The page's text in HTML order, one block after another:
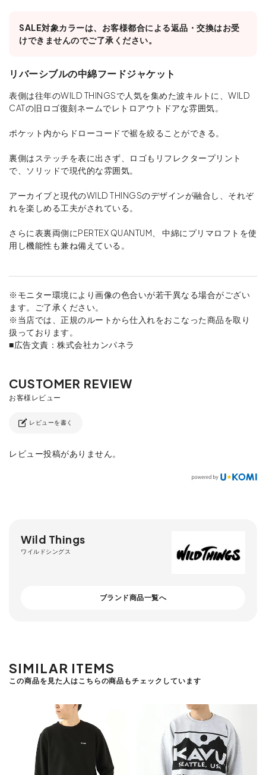
SALE対象カラーは、お客様都合による返品・交換はお受
けできませんのでご了承ください。
リバーシブルの中綿フードジャケット
表側は往年のWILD THINGSで人気を集めた波キルトに、WILD
CATの旧ロゴ復刻ネームでレトロアウトドアな雰囲気。
ポケット内からドローコードで裾を絞ることができる。
裏側はステッチを表に出さず、ロゴもリフレクタープリント
で、ソリッドで現代的な雰囲気。
アーカイブと現代のWILD THINGSのデザインが融合し、それぞ
れを楽しめる工夫がされている。
さらに表裏両側にPERTEX QUANTUM、 中綿にプリマロフトを使
用し機能性も兼ね備えている。
※モニター環境により画像の色合いが若干異なる場合がござい
ます。ご了承ください。
※当店では、正規のルートから仕入れをおこなった商品を取り
扱っております。
■広告文責：株式会社カンパネラ
レビューを書く
レビュー投稿がありません。
Wild Things
ワイルドシングス
ブランド商品一覧へ
SIMILAR ITEMS
この商品を見た人はこちらの商品もチェックしています